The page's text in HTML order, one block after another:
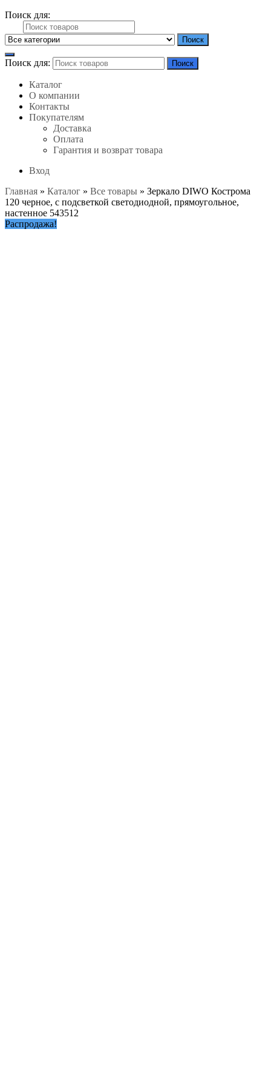
Поиск для:
Поиск
Поиск для: Поиск
Каталог
О компании
Контакты
Покупателям
Доставка
Оплата
Гарантия и возврат товара
Вход
Главная » Каталог » Все товары » Зеркало DIWO Кострома
120 черное, с подсветкой светодиодной, прямоугольное,
настенное 543512
Распродажа!